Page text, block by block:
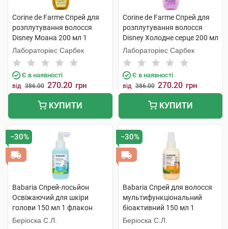
Corine de Farme Спрей для
розплутування волосся
Disney Моана 200 мл 1
флакон
Лабораторіес Сарбек
Є в наявності
від 386.00 270.20 грн
КУПИТИ
Corine de Farme Спрей для
розплутування волосся
Disney Холодне серце 200 мл
1 флакон
Лабораторіес Сарбек
Є в наявності
від 386.00 270.20 грн
КУПИТИ
−30%
Babaria Спрей-лосьйон
Освіжаючий для шкіри
голови 150 мл 1 флакон
Беріоска С.Л.
−30%
Babaria Спрей для волосся
мультифункціональний
біоактивний 150 мл 1
флакон
Беріоска С.Л.